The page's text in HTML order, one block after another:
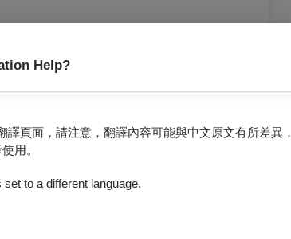
Help?
頁面，請注意，翻譯內容可能與中文原文有所差異，
用。
to a different language.